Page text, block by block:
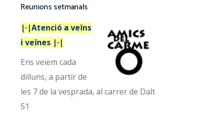
Reunions setmanals
|·|Atenció a veïns
i veïnes |·|
Ens veiem cada
dilluns, a partir de
les 7 de la vesprada, al carrer de Dalt
51